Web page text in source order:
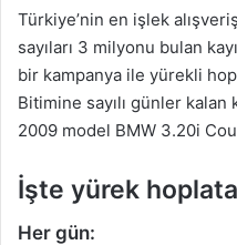
Türkiye’nin en işlek
sayıları 3 milyonu bulan
bir kampanya ile yürekli
Bitimine sayılı günler
2009 model BMW 3.20i
İşte yürek
Her gün: